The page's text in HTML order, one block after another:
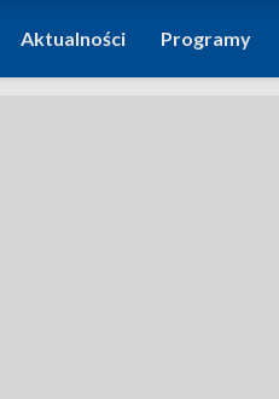
Aktualności Programy